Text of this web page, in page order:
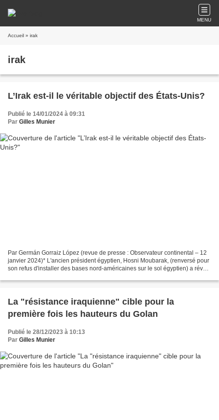
MENU
Accueil » irak
irak
L’Irak est-il le véritable objectif des États-Unis?
Publié le 14/01/2024 à 09:31
Par Gilles Munier
Par Germán Gorraiz López (revue de presse : Observateur continental – 12
janvier 2024)* L'ancien président égyptien, Hosni Moubarak, (renversé pour
son refus d'installer des bases nord-américaines sur le sol égyptien) a révélé
La "résistance iraquienne" cible pour la
première fois les hauteurs du Golan
Publié le 28/12/2023 à 10:13
Par Gilles Munier